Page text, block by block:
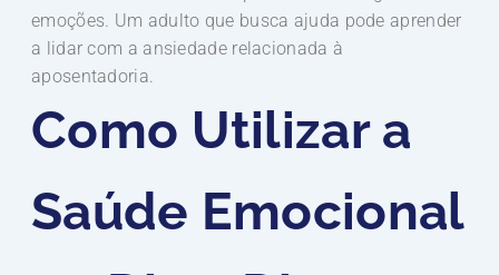
emoções. Um adulto que busca ajuda pode aprender
a lidar com a ansiedade relacionada à
aposentadoria.
Como Utilizar a
Saúde Emocional